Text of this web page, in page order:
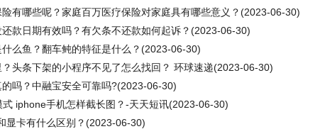
有哪些呢？家庭百万医疗保险对家庭具有哪些意义？(2023-06-30)
还款日期有效吗？有欠条不还款如何起诉？(2023-06-30)
么鱼？翻车鲀的特征是什么？(2023-06-30)
头条下架的小程序不见了怎么找回？ 环球速递(2023-06-30)
吗？中融宝安全可靠吗?(2023-06-30)
iphone手机怎样截长图？-天天短讯(2023-06-30)
显卡有什么区别？(2023-06-30)